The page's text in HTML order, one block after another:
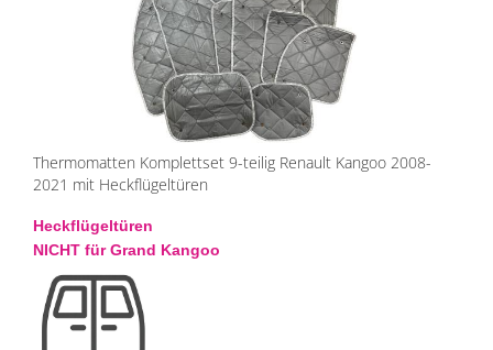
Thermomatten Komplettset 9-teilig Renault Kangoo 2008-
2021 mit Heckflügeltüren
Heckflügeltüren
NICHT für Grand Kangoo